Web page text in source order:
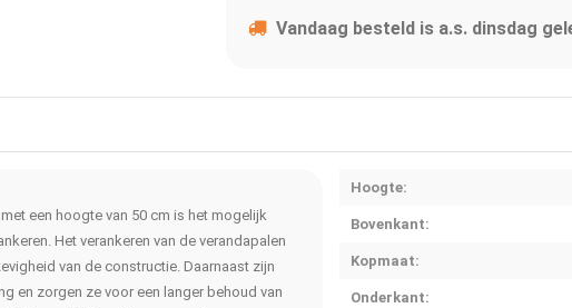
Vandaag besteld is a.s. dinsdag
een hoogte van 50 cm is het mogelijk
Het verankeren van de verandapalen
van de constructie. Daarnaast zijn
en zorgen ze voor een langer behoud van
Hoogte:
Bovenkant:
Kopmaat:
Onderkant: